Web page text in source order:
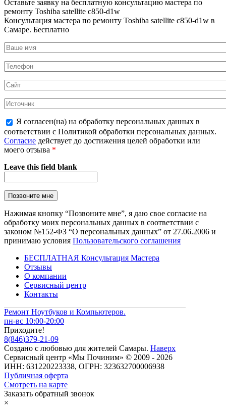
Оставьте заявку на бесплатную консультацию мастера по
ремонту Toshiba satellite c850-d1w
Консультация мастера по ремонту Toshiba satellite c850-d1w в
Самаре. Бесплатно
Я согласен(на) на обработку персональных данных в
соответствии с Политикой обработки персональных данных.
Согласие действует до достижения целей обработки или
моего отзыва *
Leave this field blank
Нажимая кнопку “Позвоните мне”, я даю свое согласие на
обработку моих персональных данных в соответствии с
законом №152-ФЗ “О персональных данных” от 27.06.2006 и
принимаю условия Пользовательского соглашения
БЕСПЛАТНАЯ Консультация Мастера
Отзывы
О компании
Сервисный центр
Контакты
Ремонт Ноутбуков и Компьютеров.
пн-вс 10:00-20:00
Приходите!
8(846)379-21-09
Создано с любовью для жителей Самары. Наверх
Сервисный центр «Мы Починим» © 2009 - 2026
ИНН: 631220223338, ОГРН: 323632700006938
Публичная оферта
Смотреть на карте
Заказать обратный звонок
×